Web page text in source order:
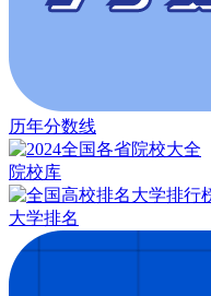
历年分数线
院校库
大学排名